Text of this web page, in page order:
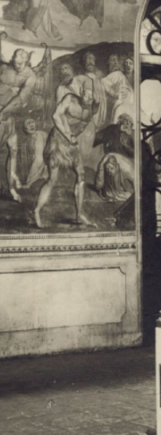
собор
в большей мере, чем
разрушений, в
всего по старому
силу в конце 20
губернии -
Архангельска,
в зрительную и
на Севере. Вплоть
из городских
России воплотил в
вполне
построек